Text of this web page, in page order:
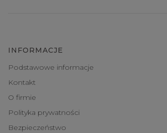
INFORMACJE
Podstawowe informacje
Kontakt
O firmie
Polityka prywatności
Bezpieczeństwo